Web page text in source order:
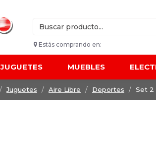
Estás comprando en:
JUGUETES MUEBLES
Juguetes Aire Libre Deportes Set 2